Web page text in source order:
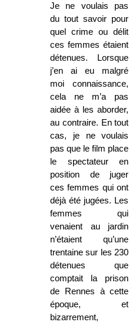
Je ne voulais pas
du tout savoir pour
quel crime ou délit
ces femmes étaient
détenues. Lorsque
j’en ai eu malgré
moi connaissance,
cela ne m’a pas
aidée à les aborder,
au contraire. En tout
cas, je ne voulais
pas que le film place
le spectateur en
position de juger
ces femmes qui ont
déjà été jugées. Les
femmes qui
venaient au jardin
n’étaient qu’une
trentaine sur les 230
détenues que
comptait la prison
de Rennes à cette
époque, et
bizarrement,